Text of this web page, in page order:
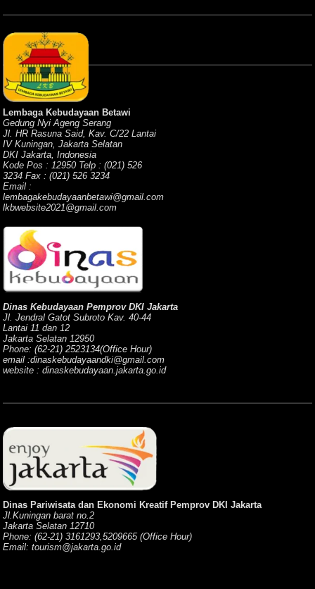
Lembaga Kebudayaan Betawi
Gedung Nyi Ageng Serang
Jl. HR Rasuna Said, Kav. C/22 Lantai
IV Kuningan, Jakarta Selatan
DKI Jakarta, Indonesia
Kode Pos : 12950 Telp : (021) 526
3234 Fax : (021) 526 3234
Email :
lembagakebudayaanbetawi@gmail.com
lkbwebsite2021@gmail.com
Dinas Kebudayaan Pemprov DKI Jakarta
Jl. Jendral Gatot Subroto Kav. 40-44
Lantai 11 dan 12
Jakarta Selatan 12950
Phone: (62-21) 2523134(Office Hour)
email :dinaskebudayaandki@gmail.com
website : dinaskebudayaan.jakarta.go.id
Dinas Pariwisata dan Ekonomi Kreatif Pemprov DKI Jakarta
Jl.Kuningan barat no.2
Jakarta Selatan 12710
Phone: (62-21) 3161293,5209665 (Office Hour)
Email: tourism@jakarta.go.id